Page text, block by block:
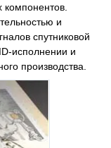
и
спутниковой
исполнении и
производства.